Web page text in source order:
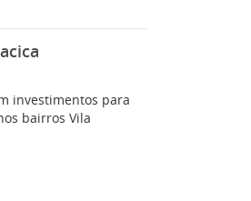
investimentos para
bairros Vila